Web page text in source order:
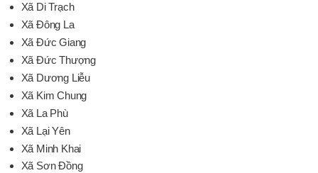
Xã Di Trạch
Xã Đông La
Xã Đức Giang
Xã Đức Thượng
Xã Dương Liễu
Xã Kim Chung
Xã La Phù
Xã Lại Yên
Xã Minh Khai
Xã Sơn Đồng